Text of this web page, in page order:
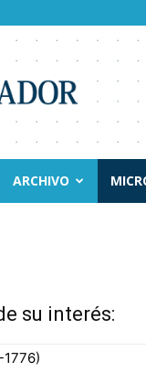
ARCHIVO
su interés: